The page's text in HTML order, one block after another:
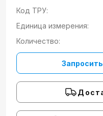
Код ТРУ:
Единица измерения:
Количество: